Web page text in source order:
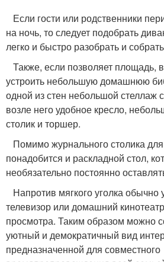
Если гости или родственники
на ночь, то следует подобрать
легко и быстро разобрать и
Также, если позволяет площадь,
устроить небольшую домашнюю
одной из стен небольшой стеллаж
возле него удобное кресло,
столик и торшер.
Помимо журнального столика для
понадобится и раскладной стол,
необязательно постоянно
Напротив мягкого уголка обычно
телевизор или домашний
просмотра. Таким образом можно
уютный и демократичный вид
предназначенной для совместного